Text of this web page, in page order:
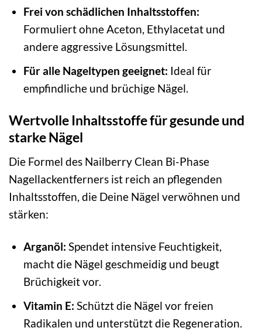
Frei von schädlichen Inhaltsstoffen:
Formuliert ohne Aceton, Ethylacetat und
andere aggressive Lösungsmittel.
Für alle Nageltypen geeignet: Ideal für
empfindliche und brüchige Nägel.
Wertvolle Inhaltsstoffe für gesunde und
starke Nägel
Die Formel des Nailberry Clean Bi-Phase
Nagellackentferners ist reich an pflegenden
Inhaltsstoffen, die Deine Nägel verwöhnen und
stärken:
Arganöl: Spendet intensive Feuchtigkeit,
macht die Nägel geschmeidig und beugt
Brüchigkeit vor.
Vitamin E: Schützt die Nägel vor freien
Radikalen und unterstützt die Regeneration.